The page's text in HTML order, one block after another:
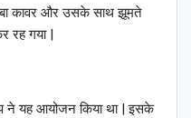
कावर और उसके साथ झूमते
रह गया |
यह आयोजन किया था | इसके